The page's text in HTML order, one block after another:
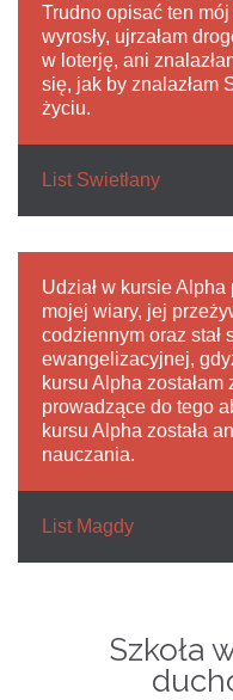
Trudno opisać ten
wyrosły, ujrzałam
w loterję, ani
się, jak by znalazłam
życiu.
List Swietłany
Udział w kursie
mojej wiary, jej
codziennym oraz stał
ewangelizacyjnej,
kursu Alpha
prowadzące do tego
kursu Alpha została
nauczania.
List Magdy
Szkoła